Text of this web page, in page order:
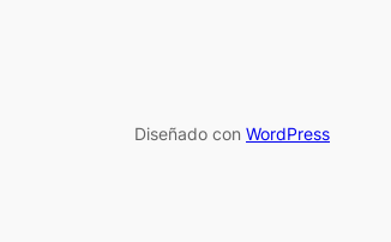
Diseñado con WordPress